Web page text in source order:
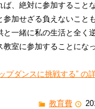
ば、絶対に参加すること
参加せざる負えないこと
と一緒に私の生活と全く
教室に参加することにな
プダンスに挑戦する” の
教育費